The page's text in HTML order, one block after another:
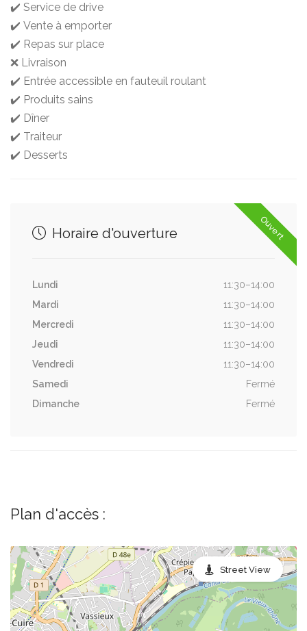
✔️ Service de drive
✔️ Vente à emporter
✔️ Repas sur place
❌ Livraison
✔️ Entrée accessible en fauteuil roulant
✔️ Produits sains
✔️ Dîner
✔️ Traiteur
✔️ Desserts
Ouvert
Horaire d'ouverture
Lundi
11:30–14:00
Mardi
11:30–14:00
Mercredi
11:30–14:00
Jeudi
11:30–14:00
Vendredi
11:30–14:00
Samedi
Fermé
Dimanche
Fermé
Plan d'accès :
Street View